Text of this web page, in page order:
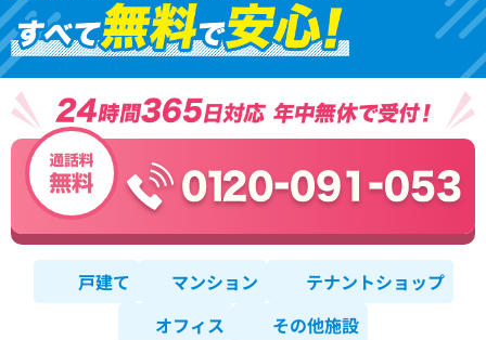
戸建て マンション
テナントショップ
オフィス
その他施設